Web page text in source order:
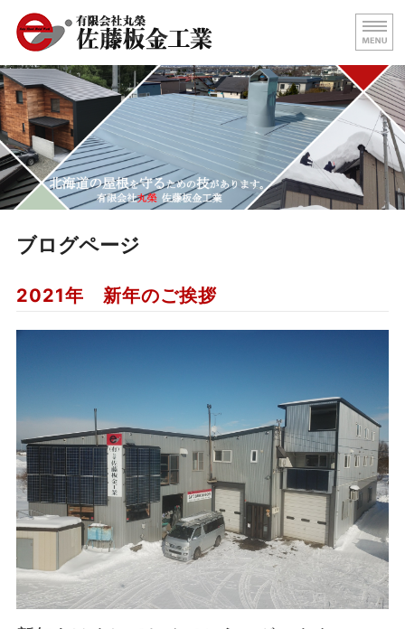
屋根の葺き替え・壁板金工
北海
ホーム
代表挨拶
屋根施工事例
ブログページ
2021年 新年のご挨拶